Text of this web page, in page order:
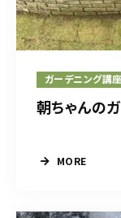
ガーデニング講座
朝ちゃんの
MORE